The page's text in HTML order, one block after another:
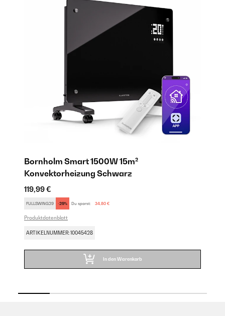
Bornholm Smart 1500W 15m²
Konvektorheizung Schwarz
119,99 €
FULLSWING29 -29% Du sparst: 34,80 €
Produktdatenblatt
ARTIKELNUMMER: 10045428
In den Warenkorb